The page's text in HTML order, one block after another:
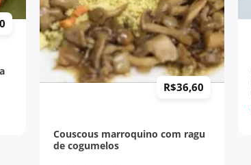
+
Couscous marroquino com ragu
de cogumelos
R$36,60